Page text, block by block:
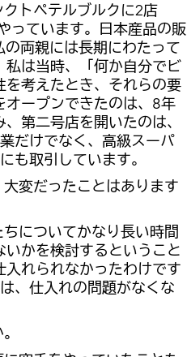
トペテルブルクに2店
っています。日本産品の販
両親には長期にわたって
は当時、「何か自分でビ
考えたとき、それらの要
ープンできたのは、8年
第二号店を開いたのは、
だけでなく、高級スーパ
も取引しています。
変だったことはあります
についてかなり長い時間
かを検討するということ
れられなかったわけです
、仕入れの問題がなくな